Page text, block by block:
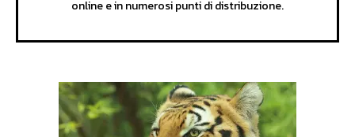
online e in numerosi punti di distribuzione.